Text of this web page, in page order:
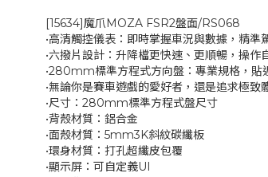
[15634]魔爪MOZA FSR2盤面/RS068
•高清觸控儀表：即時掌握車況與數據，精準
•六撥片設計：升降檔更快速、更順暢，操作
•280mm標準方程式方向盤：專業規格，貼
•無論你是賽車遊戲的愛好者，還是追求極
•尺寸：280mm標準方程式盤尺寸
•背殼材質：鋁合金
•面殼材質：5mm3K斜紋碳纖板
•環身材質：打孔超纖皮包覆
•顯示屏：可自定義UI